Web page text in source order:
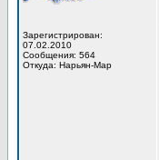
Зарегистрирован:
07.02.2010
Сообщения: 564
Откуда: Нарьян-Мар